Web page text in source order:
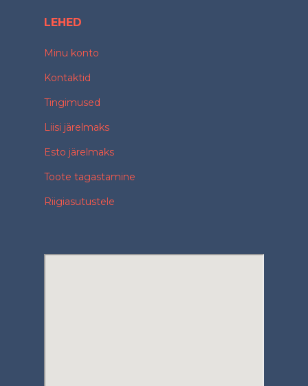
LEHED
Minu konto
Kontaktid
Tingimused
Liisi järelmaks
Esto järelmaks
Toote tagastamine
Riigiasutustele